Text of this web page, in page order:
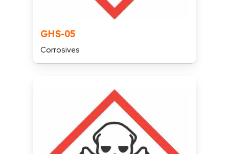
GHS-05
Corrosives